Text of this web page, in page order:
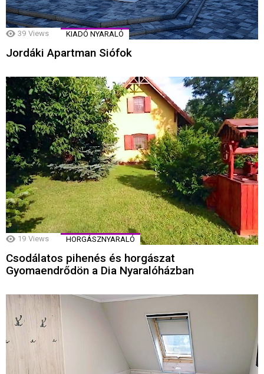
39 Views KIADÓ NYARALÓ
Jordáki Apartman Siófok
19 Views HORGÁSZNYARALÓ
Csodálatos pihenés és horgászat
Gyomaendrődön a Dia Nyaralóházban